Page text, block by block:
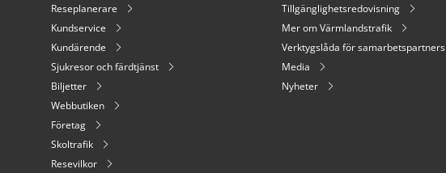
Reseplanerare
Kundservice
Kundärende
Sjukresor och färdtjänst
Biljetter
Webbutiken
Företag
Skoltrafik
Resevilkor
Tillgänglighetsredovisning
Mer om Värmlandstrafik
Verktygslåda för samarbetspartners
Media
Nyheter